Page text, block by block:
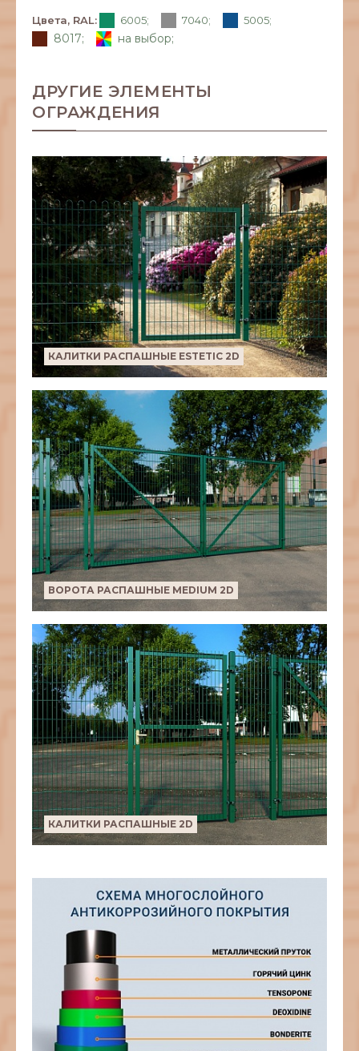
Цвета, RAL: 6005; 7040; 5005;
8017; на выбор;
ДРУГИЕ ЭЛЕМЕНТЫ
ОГРАЖДЕНИЯ
КАЛИТКИ РАСПАШНЫЕ ESTETIC 2D
ВОРОТА РАСПАШНЫЕ MEDIUM 2D
КАЛИТКИ РАСПАШНЫЕ 2D